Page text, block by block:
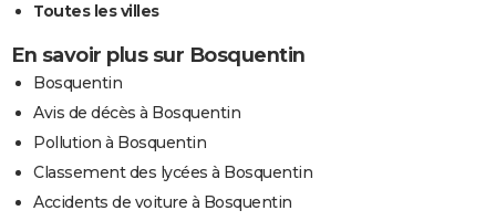
Toutes les villes
En savoir plus sur Bosquentin
Bosquentin
Avis de décès à Bosquentin
Pollution à Bosquentin
Classement des lycées à Bosquentin
Accidents de voiture à Bosquentin